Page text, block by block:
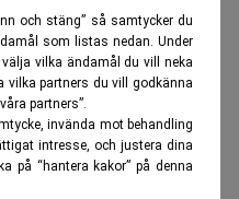
och stäng” så samtycker du
som listas nedan. Under
välja vilka ändamål du vill neka
vilka partners du vill godkänna
partners”.
invända mot behandling
intresse, och justera dina
på “hantera kakor” på denna
redovisa ett starkt
inleds på tisdagen.
och en
väntas bidra till